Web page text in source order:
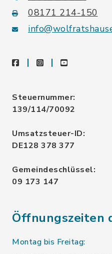
08171 214-150
facebookinstagramyoutube
Steuernummer:
139/114/70092
Umsatzsteuer-ID:
DE128 378 377
Gemeindeschlüssel:
09 173 147
Öffnungszeiten
Montag bis Freitag: